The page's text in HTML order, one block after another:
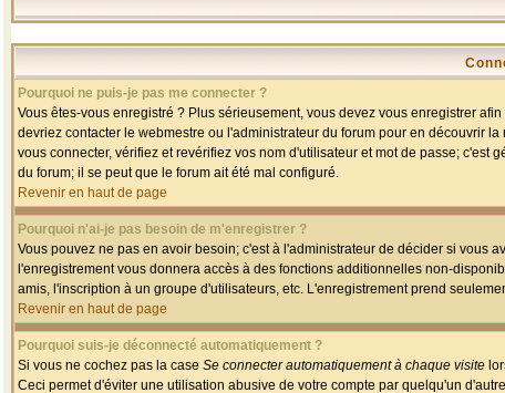
Pourquoi ne puis-je pas me connecter ?
Vous êtes-vous enregistré ? Plus sérieusement, vous devez vous enregistrer
devriez contacter le webmestre ou l'administrateur du forum pour en découvrir
vous connecter, vérifiez et revérifiez vos nom d'utilisateur et mot de passe;
du forum; il se peut que le forum ait été mal configuré.
Revenir en haut de page
Pourquoi n'ai-je pas besoin de m'enregistrer ?
Vous pouvez ne pas en avoir besoin; c'est à l'administrateur de décider si vous
l'enregistrement vous donnera accès à des fonctions additionnelles non-
amis, l'inscription à un groupe d'utilisateurs, etc. L'enregistrement prend
Revenir en haut de page
Pourquoi suis-je déconnecté automatiquement ?
Si vous ne cochez pas la case Se connecter automatiquement à chaque visite
Ceci permet d'éviter une utilisation abusive de votre compte par quelqu'un